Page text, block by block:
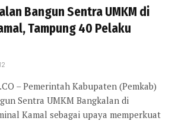
Bangun Sentra UMKM di
Tampung 40 Pelaku
– Pemerintah Kabupaten (Pemkab)
Sentra UMKM Bangkalan di
Kamal sebagai upaya memperkuat